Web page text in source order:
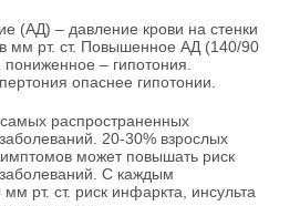
(АД) – давление крови на стенки
мм рт. ст. Повышенное АД (140/90
– гипотония.
опаснее гипотонии.
распространенных
20-30% взрослых
может повышать риск
С каждым
рт. ст. риск инфаркта, инсульта